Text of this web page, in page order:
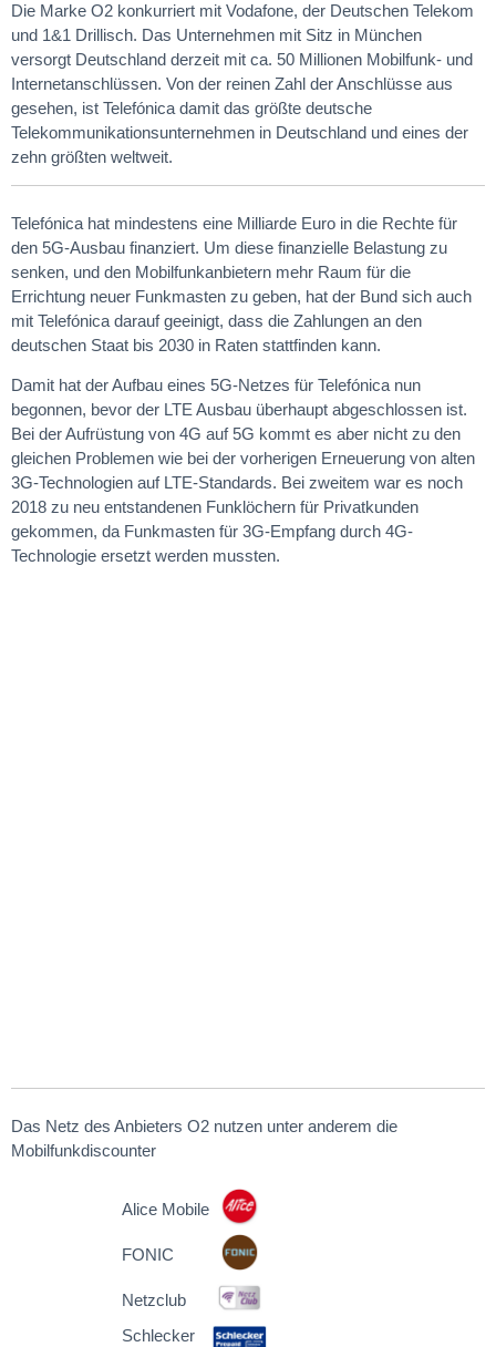
Die Marke O2 konkurriert mit Vodafone, der Deutschen Telekom
und 1&1 Drillisch. Das Unternehmen mit Sitz in München
versorgt Deutschland derzeit mit ca. 50 Millionen Mobilfunk- und
Internetanschlüssen. Von der reinen Zahl der Anschlüsse aus
gesehen, ist Telefónica damit das größte deutsche
Telekommunikationsunternehmen in Deutschland und eines der
zehn größten weltweit.
Telefónica hat mindestens eine Milliarde Euro in die Rechte für
den 5G-Ausbau finanziert. Um diese finanzielle Belastung zu
senken, und den Mobilfunkanbietern mehr Raum für die
Errichtung neuer Funkmasten zu geben, hat der Bund sich auch
mit Telefónica darauf geeinigt, dass die Zahlungen an den
deutschen Staat bis 2030 in Raten stattfinden kann.
Damit hat der Aufbau eines 5G-Netzes für Telefónica nun
begonnen, bevor der LTE Ausbau überhaupt abgeschlossen ist.
Bei der Aufrüstung von 4G auf 5G kommt es aber nicht zu den
gleichen Problemen wie bei der vorherigen Erneuerung von alten
3G-Technologien auf LTE-Standards. Bei zweitem war es noch
2018 zu neu entstandenen Funklöchern für Privatkunden
gekommen, da Funkmasten für 3G-Empfang durch 4G-
Technologie ersetzt werden mussten.
Das Netz des Anbieters O2 nutzen unter anderem die
Mobilfunkdiscounter
Alice Mobile
FONIC
Netzclub
Schlecker